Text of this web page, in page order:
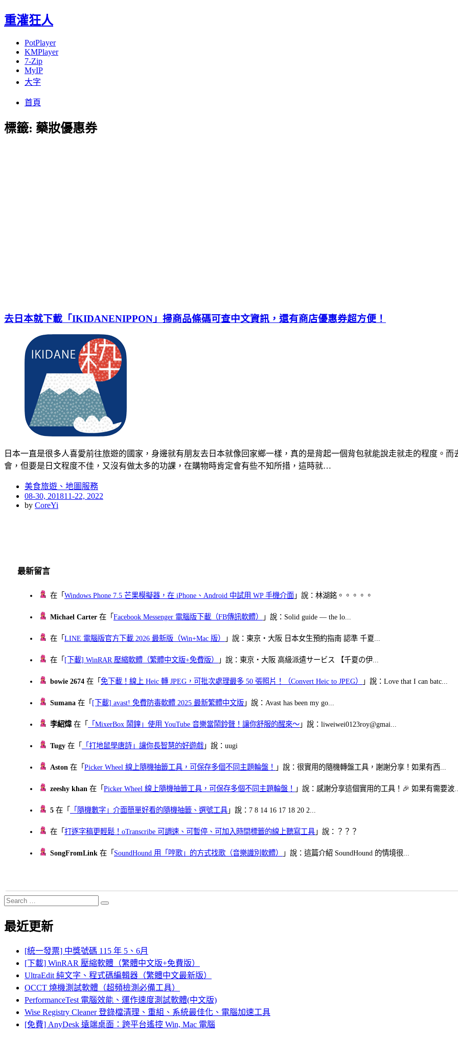
重灌狂人
PotPlayer
KMPlayer
7-Zip
MyIP
大字
首頁
標籤: 藥妝優惠券
去日本就下載「IKIDANENIPPON」掃商品條碼可查中文資訊，還有商店優惠券超方便！
日本一直是很多人喜愛前往旅遊的國家，身邊就有朋友去日本就像回家鄉一樣，真的是背起一個背包就能說走就走的程度。
會，但要是日文程度不佳，又沒有做太多的功課，在購物時肯定會有些不知所措，這時就…
美食旅遊、地圖服務
Posted
on
08-30, 201811-22, 2022
by CoreYi
最新留言
在「Windows Phone 7.5 芒果模擬器，在 iPhone、Android 中試用 WP 手機介面 」說：林湖銘。。。。。
Michael Carter 在「Facebook Messenger 電腦版下載（FB傳訊軟體） 」說：Solid guide — the lo...
在「LINE 電腦版官方下載 2026 最新版（Win+Mac 版） 」說：東京・大阪 日本女生預約指南 認準 千夏...
在「 [下載] WinRAR 壓縮軟體（繁體中文版+免費版） 」說：東京・大阪 高級派遣サービス 【千夏の伊...
bowie 2674 在「免下載！線上 Heic 轉 JPEG，可批次處理最多 50 張照片！（Convert Heic to JPEG） 」說：Love that I can batc...
Sumana 在「 [下載] avast! 免費防毒軟體 2025 最新繁體中文版 」說：Avast has been my go...
李紹煒在「 「MixerBox 鬧鐘」使用 YouTube 音樂當鬧鈴聲！讓你舒服的醒來～ 」說：liweiwei0123roy@gmai...
Tugy 在「 「打地鼠學唐詩」讓你長智慧的好遊戲 」說：uugi
Aston 在「Picker Wheel 線上隨機抽籤工具，可保存多個不同主題輪盤！ 」說：很實用的隨機轉盤工具，謝謝分享！如果有西...
zeeshy khan 在「Picker Wheel 線上隨機抽籤工具，可保存多個不同主題輪盤！ 」說：感謝分享這個實用的工具！🎉 如果有需要波
5 在「 「隨機數字」介面簡單好看的隨機抽籤、選號工具 」說：7 8 14 16 17 18 20 2...
在「打逐字稿更輕鬆！oTranscribe 可調速、可暫停、可加入時間標籤的線上聽寫工具 」說：？？？
SongFromLink 在「 SoundHound 用「哼歌」的方式找歌（音樂識別軟體） 」說：這篇介紹 SoundHound 的情境很...
Search
for:
Search
最近更新
[統一發票] 中獎號碼 115 年 5、6月
[下載] WinRAR 壓縮軟體（繁體中文版+免費版）
UltraEdit 純文字、程式碼編輯器（繁體中文最新版）
OCCT 燒機測試軟體（超頻檢測必備工具）
PerformanceTest 電腦效能、運作速度測試軟體(中文版)
Wise Registry Cleaner 登錄檔清理、重組、系統最佳化、電腦加速工具
[免費] AnyDesk 遠端桌面：跨平台遙控 Win, Mac 電腦